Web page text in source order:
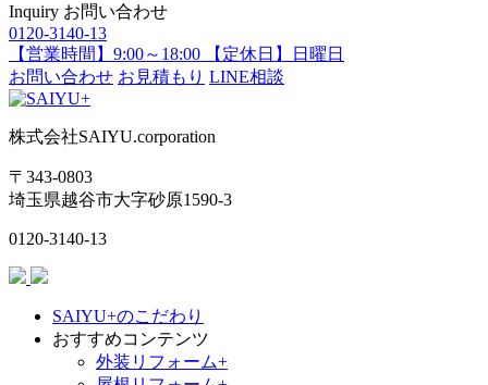
Inquiry お問い合わせ
0120-3140-13
【営業時間】9:00～18:00 【定休日】日曜日
お問い合わせ お見積もり LINE相談
株式会社SAIYU.corporation
〒343-0803
埼玉県越谷市大字砂原1590-3
0120-3140-13
SAIYU+のこだわり
おすすめコンテンツ
外装リフォーム+